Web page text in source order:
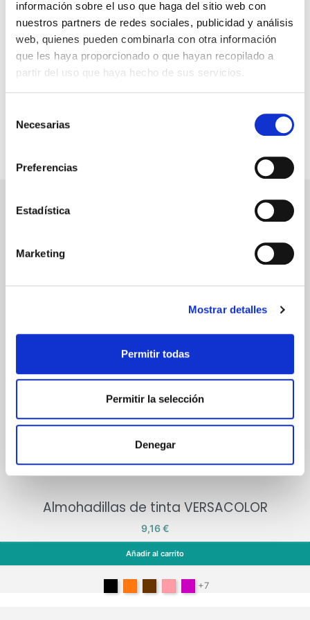
información sobre el uso que haga del sitio web con
nuestros partners de redes sociales, publicidad y análisis
web, quienes pueden combinarla con otra información
que les haya proporcionado o que hayan recopilado a
partir del uso que haya hecho de sus servicios.
Necesarias
Preferencias
Estadística
Marketing
Mostrar detalles
Permitir todas
Permitir la selección
Denegar
es muy fácil: escoge la medida que más se
adapte a tus necesidades, sube la imagen
de tu sello o diséñalo con nuestro editor y
consigue estampaciones limpias y
perfectas.
Almohadillas de tinta VERSACOLOR
Precio
9,16 €
Añadir al carrito
Lilac+7